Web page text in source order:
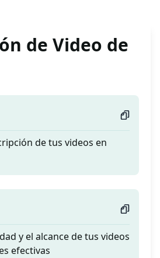
de Video de
de tus videos en
y el alcance de tus videos
efectivas